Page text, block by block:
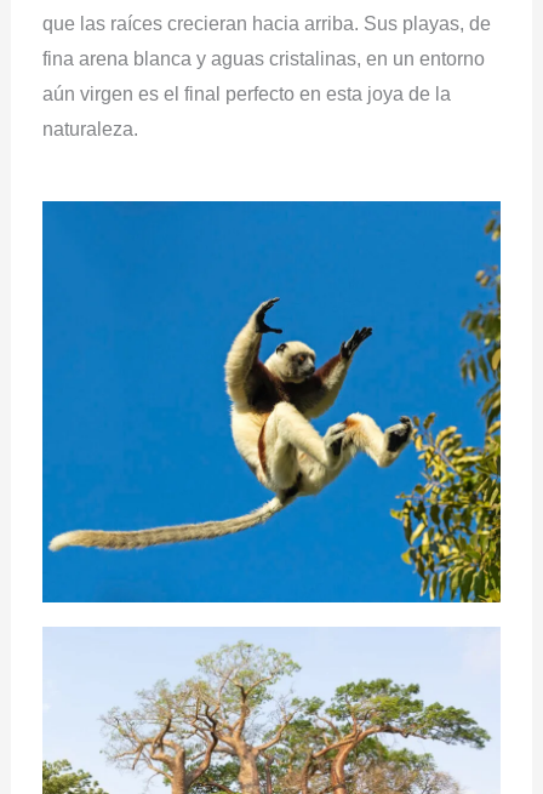
que las raíces crecieran hacia arriba. Sus playas, de
fina arena blanca y aguas cristalinas, en un entorno
aún virgen es el final perfecto en esta joya de la
naturaleza.